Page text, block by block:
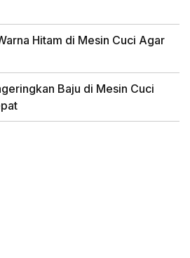
Hitam di Mesin Cuci Agar
Baju di Mesin Cuci